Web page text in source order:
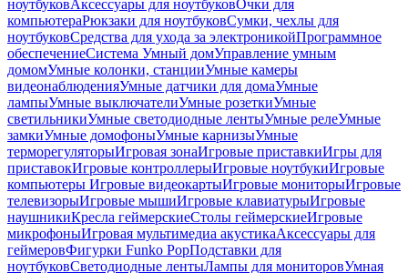
ноутбуковАксессуары для ноутбуковОчки для
компьютераРюкзаки для ноутбуковСумки, чехлы для
ноутбуковСредства для ухода за электроникойПрограммное
обеспечениеСистема Умный домУправление умным
домомУмные колонки, станцииУмные камеры
видеонаблюденияУмные датчики для домаУмные
лампыУмные выключателиУмные розеткиУмные
светильникиУмные светодиодные лентыУмные релеУмные
замкиУмные домофоныУмные карнизыУмные
терморегуляторыИгровая зонаИгровые приставкиИгры для
приставокИгровые контроллерыИгровые ноутбукиИгровые
компьютеры Игровые видеокартыИгровые мониторыИгровые
телевизорыИгровые мышиИгровые клавиатурыИгровые
наушникиКресла геймерскиеСтолы геймерскиеИгровые
микрофоныИгровая мультимедиа акустикаАксессуары для
геймеровФигурки Funko PopПодставки для
ноутбуковСветодиодные лентыЛампы для мониторовУмная